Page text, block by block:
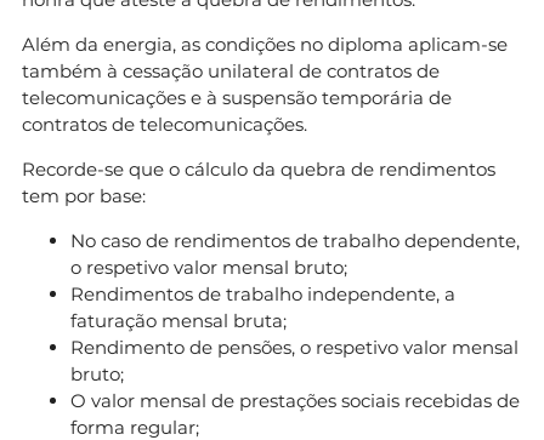
Além da energia, as condições no diploma aplicam-se
também à cessação unilateral de contratos de
telecomunicações e à suspensão temporária de
contratos de telecomunicações.
Recorde-se que o cálculo da quebra de rendimentos
tem por base:
No caso de rendimentos de trabalho dependente,
o respetivo valor mensal bruto;
Rendimentos de trabalho independente, a
faturação mensal bruta;
Rendimento de pensões, o respetivo valor mensal
bruto;
O valor mensal de prestações sociais recebidas de
forma regular;